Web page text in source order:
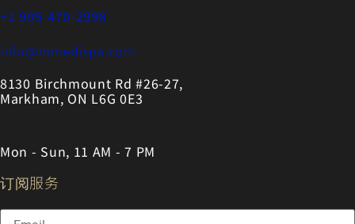
+1 905-470-2998
info@mmedispa.com
8130 Birchmount Rd #26-27,
Markham, ON L6G 0E3
Mon - Sun, 11 AM - 7 PM
订阅服务